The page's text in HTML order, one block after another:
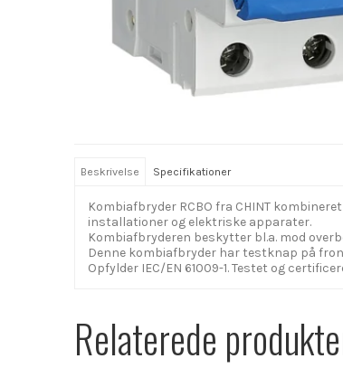
Beskrivelse Specifikationer
Kombiafbryder RCBO fra CHINT
installationer og elektriske apparater.
Kombiafbryderen beskytter bl.a. mod
Denne kombiafbryder har testknap på
Opfylder IEC/EN 61009-1. Testet og
Relaterede